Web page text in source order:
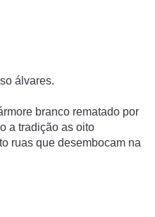
álvares.
branco rematado por
a tradição as oito
ruas que desembocam na